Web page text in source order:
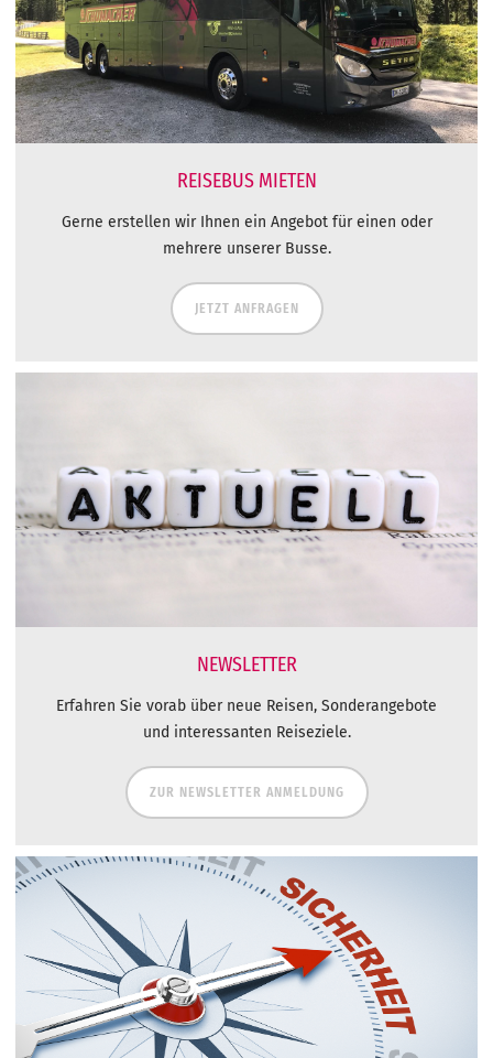
REISEBUS MIETEN
Gerne erstellen wir Ihnen ein Angebot für einen oder
mehrere unserer Busse.
JETZT ANFRAGEN
NEWSLETTER
Erfahren Sie vorab über neue Reisen, Sonderangebote
und interessanten Reiseziele.
ZUR NEWSLETTER ANMELDUNG